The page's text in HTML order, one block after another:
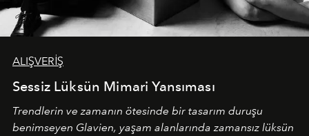
ALIŞVERİŞ
Sessiz Lüksün Mimari Yansıması
Trendlerin ve zamanın ötesinde bir tasarım duruşu
benimseyen Glavien, yaşam alanlarında zamansız lüksün